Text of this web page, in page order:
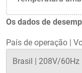
Os dados de
País de operação |